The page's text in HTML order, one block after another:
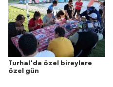
Turhal'da özel bireylere
özel gün